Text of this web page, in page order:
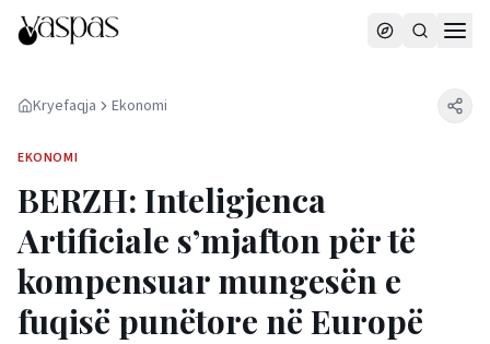
Kryefaqja Ekonomi
EKONOMI
BERZH: Inteligjenca
Artificiale s’mjafton për të
kompensuar mungesën e
fuqisë punëtore në Europë